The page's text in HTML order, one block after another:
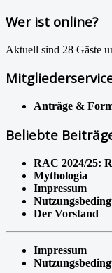
Wer ist online?
Aktuell sind 28 Gäste
Anträge &
Beliebte
RAC 2024/25:
Mythologia
Impressum
Der Vorstand
Impressum